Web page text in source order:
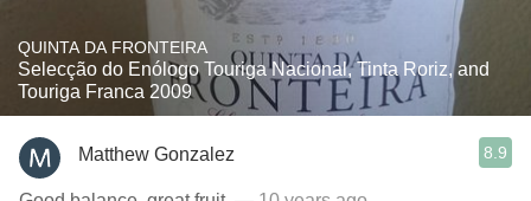
QUINTA DA FRONTEIRA
Selecção do Enólogo Touriga Nacional, Tinta Roriz, and
Touriga Franca 2009
Matthew Gonzalez 8.9